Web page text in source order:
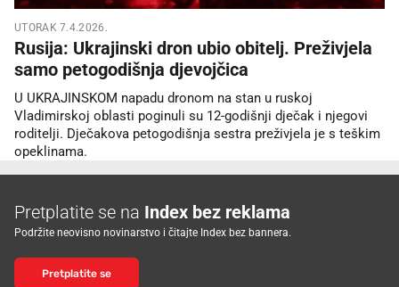
UTORAK 7.4.2026.
Rusija: Ukrajinski dron ubio obitelj. Preživjela
samo petogodišnja djevojčica
U UKRAJINSKOM napadu dronom na stan u ruskoj
Vladimirskoj oblasti poginuli su 12-godišnji dječak i njegovi
roditelji. Dječakova petogodišnja sestra preživjela je s teškim
opeklinama.
Pretplatite se na Index bez reklama
Podržite neovisno novinarstvo i čitajte Index bez bannera.
Pretplatite se